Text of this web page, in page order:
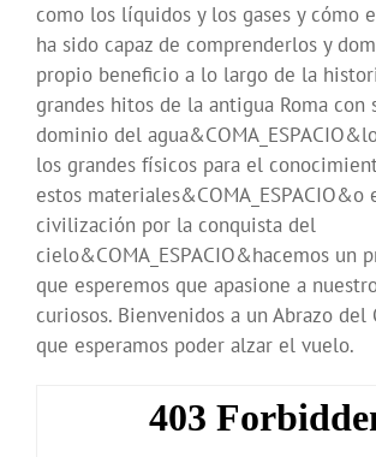
como los líquidos y los gases y cómo
ha sido capaz de comprenderlos y
propio beneficio a lo largo de la
grandes hitos de la antigua Roma con
dominio del
los grandes físicos para el
estos
civilización por la conquista del
cielo&COMA_ESPACIO&hacemos un
que esperemos que apasione a
curiosos. Bienvenidos a un Abrazo del
que esperamos poder alzar el vuelo.